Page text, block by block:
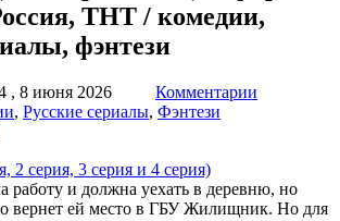
ТНТ / комедии,
фэнтези
, 8 июня 2026
Комментарии
, Русские сериалы, Фэнтези
работу и должна уехать в деревню, но
вернет ей место в ГБУ Жилищник. Но для